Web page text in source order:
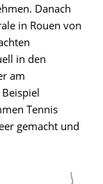
Danach
in Rouen von
in den
am
Tennis
gemacht und